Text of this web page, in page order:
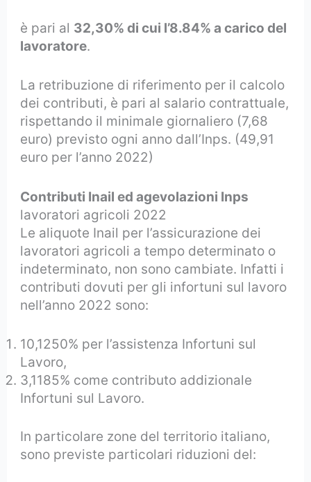
è pari al 32,30% di cui l’8.84% a carico del
lavoratore.
La retribuzione di riferimento per il calcolo
dei contributi, è pari al salario contrattuale,
rispettando il minimale giornaliero (7,68
euro) previsto ogni anno dall’Inps. (49,91
euro per l’anno 2022)
Contributi Inail ed agevolazioni Inps
lavoratori agricoli 2022
Le aliquote Inail per l’assicurazione dei
lavoratori agricoli a tempo determinato o
indeterminato, non sono cambiate. Infatti i
contributi dovuti per gli infortuni sul lavoro
nell’anno 2022 sono:
10,1250% per l’assistenza Infortuni sul
Lavoro,
3,1185% come contributo addizionale
Infortuni sul Lavoro.
In particolare zone del territorio italiano,
sono previste particolari riduzioni del: